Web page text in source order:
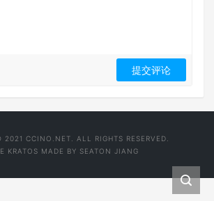
2021 CCINO.NET. ALL RIGHTS RESERVED.
KRATOS MADE BY SEATON JIANG